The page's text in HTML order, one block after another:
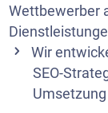
Wettbewerber
Wir
SEO-
Umsetzung